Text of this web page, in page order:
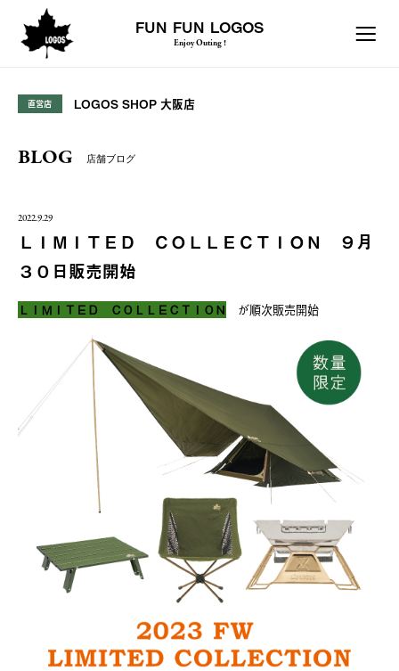
FUN FUN LOGOS
Enjoy Outing !
直営店 LOGOS SHOP 大阪店
BLOG 店舗ブログ
2022.9.29
ＬＩＭＩＴＥＤ ＣＯＬＬＥＣＴＩＯＮ ９月
３０日販売開始
ＬＩＭＩＴＥＤ ＣＯＬＬＥＣＴＩＯＮ が順次販売開始